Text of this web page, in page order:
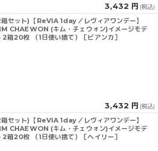
3,432 円 (税込)
セット)【ReVIA 1day／レヴィアワンデー】
CHAEWON (キム・チェウォン)イメージモデ
2箱20枚 （1日使い捨て）［ビアンカ］
3,432 円 (税込)
セット)【ReVIA 1day／レヴィアワンデー】
CHAEWON (キム・チェウォン)イメージモデ
2箱20枚 （1日使い捨て）［ヘイリー］